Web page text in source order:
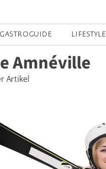
GASTROGUIDE LIFESTYLE
Amnéville
Artikel